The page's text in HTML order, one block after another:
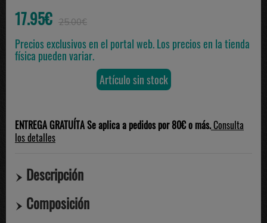
17.95€ 25.00€
Precios exclusivos en el portal web. Los precios en la tienda
física pueden variar.
Artículo sin stock
ENTREGA GRATUÍTA Se aplica a pedidos por 80€ o más.Consulta
los detalles
Descripción
Composición